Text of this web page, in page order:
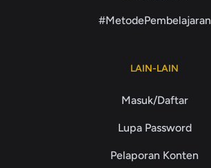
#MetodePembelajaran
LAIN-LAIN
Masuk/Daftar
Lupa Password
Pelaporan Konten